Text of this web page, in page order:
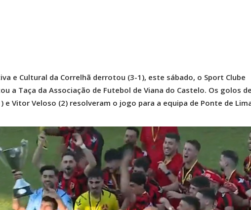
e Cultural da Correlhã derrotou (3-1), este sábado, o Sport Clube
a Taça da Associação de Futebol de Viana do Castelo. Os golos
e Vitor Veloso (2) resolveram o jogo para a equipa de Ponte de